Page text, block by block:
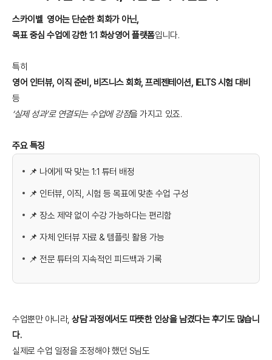
스카이벨 영어는 단순한 회화가 아닌,
목표 중심 수업에 강한 1:1 화상영어 플랫폼입니다.
특히
영어 인터뷰, 이직 준비, 비즈니스 회화, 프레젠테이션, IELTS 시험 대비
등
‘실제 성과’로 연결되는 수업에 강점을 가지고 있죠.
주요 특징
📌 나에게 딱 맞는 1:1 튜터 배정
📌 인터뷰, 이직, 시험 등 목표에 맞춘 수업 구성
📌 장소 제약 없이 수강 가능하다는 편리함
📌 자체 인터뷰 자료 & 템플릿 활용 가능
📌 전문 튜터의 지속적인 피드백과 기록
수업뿐만 아니라,상담 과정에서도 따뜻한 인상을 남겼다는 후기도 많습니
다.
실제로 수업 일정을 조정해야 했던 S님도